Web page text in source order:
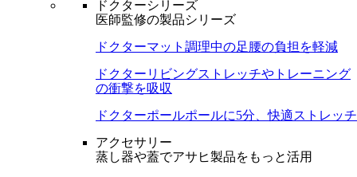
ドクターシリーズ
医師監修の製品シリーズ
ドクターマット 調理中の足腰の負担を軽減
ドクターリビングストレッチやトレーニング
の衝撃を吸収
ドクターポールポールに5分、快適ストレッチ
アクセサリー
蒸し器や蓋でアサヒ製品をもっと活用